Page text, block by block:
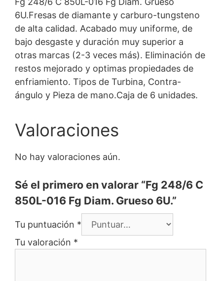
6U.Fresas de diamante y carburo-tungsteno
de alta calidad. Acabado muy uniforme, de
bajo desgaste y duración muy superior a
otras marcas (2-3 veces más). Eliminación de
restos mejorado y optimas propiedades de
enfriamiento. Tipos de Turbina, Contra-
ángulo y Pieza de mano.Caja de 6 unidades.
Valoraciones
No hay valoraciones aún.
Sé el primero en valorar “Fg 248/6 C
850L-016 Fg Diam. Grueso 6U.”
Tu puntuación *
Tu valoración *